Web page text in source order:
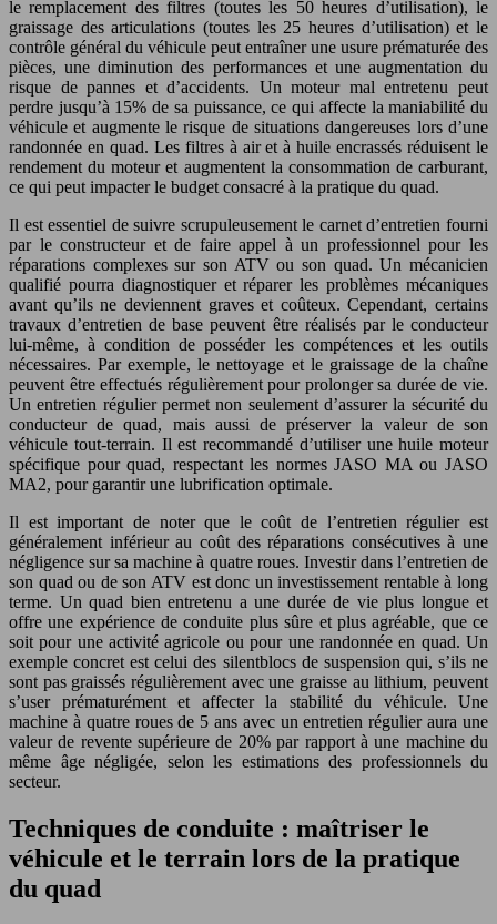
le remplacement des filtres (toutes les 50 heures d’utilisation), le
graissage des articulations (toutes les 25 heures d’utilisation) et le
contrôle général du véhicule peut entraîner une usure prématurée des
pièces, une diminution des performances et une augmentation du
risque de pannes et d’accidents. Un moteur mal entretenu peut
perdre jusqu’à 15% de sa puissance, ce qui affecte la maniabilité du
véhicule et augmente le risque de situations dangereuses lors d’une
randonnée en quad. Les filtres à air et à huile encrassés réduisent le
rendement du moteur et augmentent la consommation de carburant,
ce qui peut impacter le budget consacré à la pratique du quad.
Il est essentiel de suivre scrupuleusement le carnet d’entretien fourni
par le constructeur et de faire appel à un professionnel pour les
réparations complexes sur son ATV ou son quad. Un mécanicien
qualifié pourra diagnostiquer et réparer les problèmes mécaniques
avant qu’ils ne deviennent graves et coûteux. Cependant, certains
travaux d’entretien de base peuvent être réalisés par le conducteur
lui-même, à condition de posséder les compétences et les outils
nécessaires. Par exemple, le nettoyage et le graissage de la chaîne
peuvent être effectués régulièrement pour prolonger sa durée de vie.
Un entretien régulier permet non seulement d’assurer la sécurité du
conducteur de quad, mais aussi de préserver la valeur de son
véhicule tout-terrain. Il est recommandé d’utiliser une huile moteur
spécifique pour quad, respectant les normes JASO MA ou JASO
MA2, pour garantir une lubrification optimale.
Il est important de noter que le coût de l’entretien régulier est
généralement inférieur au coût des réparations consécutives à une
négligence sur sa machine à quatre roues. Investir dans l’entretien de
son quad ou de son ATV est donc un investissement rentable à long
terme. Un quad bien entretenu a une durée de vie plus longue et
offre une expérience de conduite plus sûre et plus agréable, que ce
soit pour une activité agricole ou pour une randonnée en quad. Un
exemple concret est celui des silentblocs de suspension qui, s’ils ne
sont pas graissés régulièrement avec une graisse au lithium, peuvent
s’user prématurément et affecter la stabilité du véhicule. Une
machine à quatre roues de 5 ans avec un entretien régulier aura une
valeur de revente supérieure de 20% par rapport à une machine du
même âge négligée, selon les estimations des professionnels du
secteur.
Techniques de conduite : maîtriser le
véhicule et le terrain lors de la pratique
du quad